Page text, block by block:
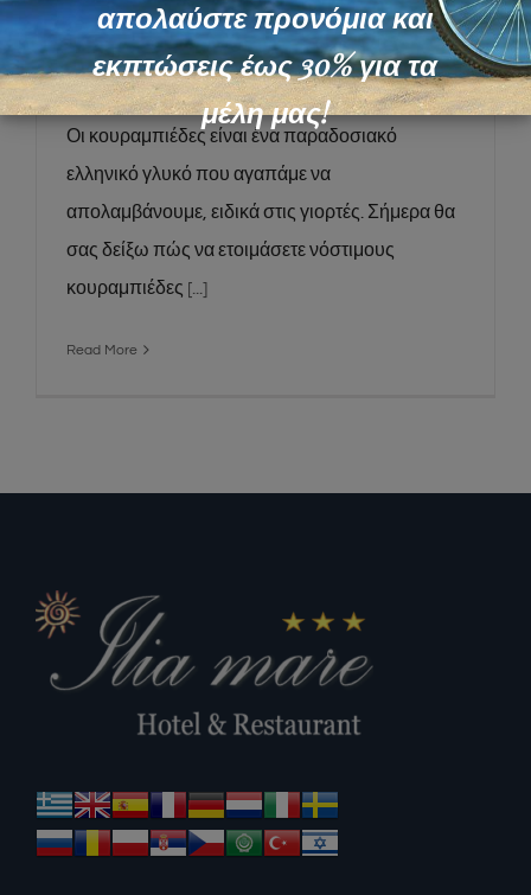
Κουραμπιέδες με Αμύγδαλο και
επικάλυψη Σοκολάτας
Οι κουραμπιέδες είναι ένα παραδοσιακό
ελληνικό γλυκό που αγαπάμε να
απολαμβάνουμε, ειδικά στις γιορτές. Σήμερα θα
σας δείξω πώς να ετοιμάσετε νόστιμους
κουραμπιέδες [...]
Read More
απολαύστε προνόμια και
εκπτώσεις έως 30% για τα
μέλη μας!